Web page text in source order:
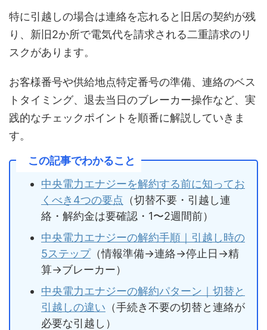
特に引越しの場合は連絡を忘れると旧居の契約が残
り、新旧2か所で電気代を請求される二重請求のリ
スクがあります。
お客様番号や供給地点特定番号の準備、連絡のベス
トタイミング、退去当日のブレーカー操作など、実
践的なチェックポイントを順番に解説していきま
す。
この記事でわかること
中央電力エナジーを解約する前に知ってお
くべき4つの要点 （切替不要・引越し連
絡・解約金は要確認・1〜2週間前）
中央電力エナジーの解約手順｜引越し時の
5ステップ（情報準備→連絡→停止日→精
算→ブレーカー）
中央電力エナジーの解約パターン｜切替と
引越しの違い （手続き不要の切替と連絡が
必要な引越し）